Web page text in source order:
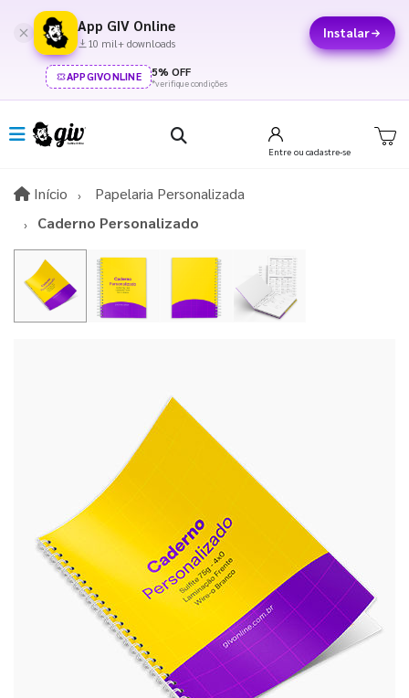
App GIV Online
10 mil+ downloads
Instalar
APPGIVONLINE 5% OFF
*verifique condições
Entre ou cadastre-se
Início InícioPapelaria Personalizada
Caderno Personalizado